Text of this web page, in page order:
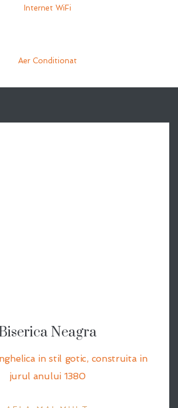
Internet WiFi
Aer Conditionat
Neagra
in stil gotic, construita in
jurul anului 1380